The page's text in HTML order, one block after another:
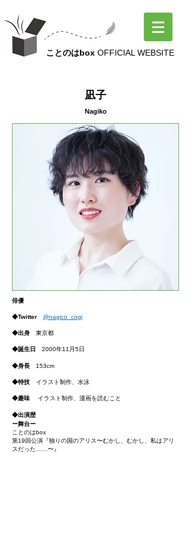
ことのはbox OFFICIAL WEBSITE
凪子
Nagiko
俳優
◆Twitter @nagico_cogi
◆出身 東京都
◆誕生日 2000年11月5日
◆身長 153cm
◆特技 イラスト制作、水泳
◆趣味 イラスト制作、漫画を読むこと
◆出演歴
ー舞台ー
ことのはbox
第19回公演『独りの国のアリス〜むかし、むかし、私はアリ
スだった……〜』